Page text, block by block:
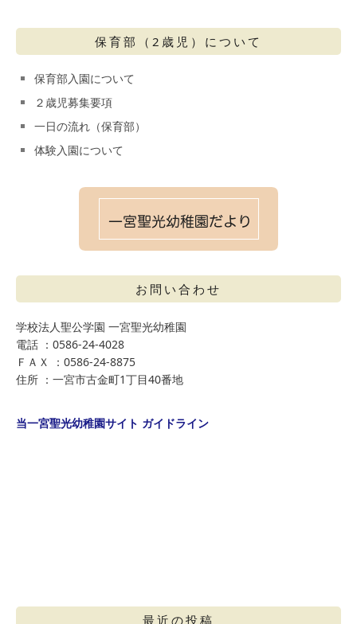
保育部（2歳児）について
保育部入園について
２歳児募集要項
一日の流れ（保育部）
体験入園について
お問い合わせ
学校法人聖公学園 一宮聖光幼稚園
電話 ：0586-24-4028
ＦＡＸ ：0586-24-8875
住所 ：一宮市古金町1丁目40番地
当一宮聖光幼稚園サイト ガイドライン
最近の投稿